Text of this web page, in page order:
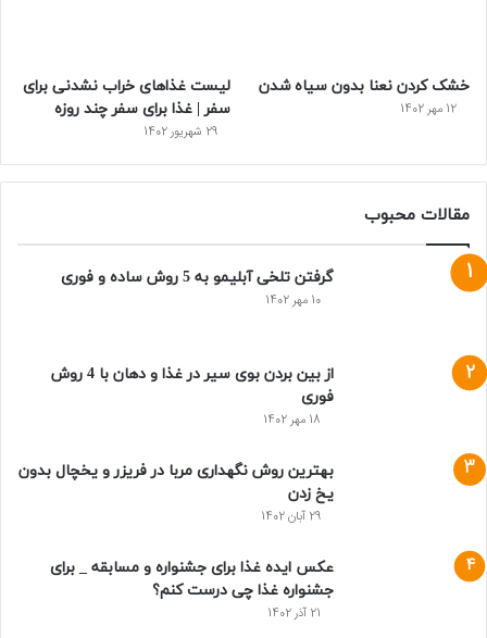
خشک کردن نعنا بدون سیاه شدن
12 مهر 1402
لیست غذاهای خراب نشدنی برای
سفر | غذا برای سفر چند روزه
29 شهریور 1402
مقالات محبوب
گرفتن تلخی آبلیمو به 5 روش ساده و فوری
10 مهر 1402
از بین بردن بوی سیر در غذا و دهان با 4 روش
فوری
18 مهر 1402
بهترین روش نگهداری مربا در فریزر و یخچال بدون
یخ زدن
29 آبان 1402
عکس ایده غذا برای جشنواره و مسابقه _ برای
جشنواره غذا چی درست کنم؟
21 آذر 1402